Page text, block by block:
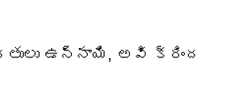
ఉన్నాయి, అవి క్రింద